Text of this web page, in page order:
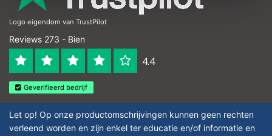
Logo eigendom van TrustPilot
Reviews 273 - Bien
4.4
Geverifieerd bedrijf
Let op! Op onze productomschrijvingen kunnen geen rechten
verleend worden en zijn enkel ter educatie en/of informatie en